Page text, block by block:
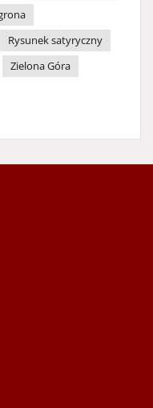
Rysunek satyryczny
Zielona Góra